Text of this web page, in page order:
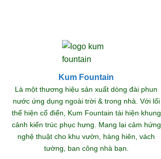
Kum Fountain
Là một thương hiệu sản xuất dòng đài phun
nước ứng dụng ngoài trời & trong nhà. Với lối
thể hiện cổ điển, Kum Fountain tái hiện khung
cảnh kiến trúc phục hưng. Mang lại cảm hứng
nghệ thuật cho khu vườn, hàng hiên, vách
tường, ban công nhà bạn.